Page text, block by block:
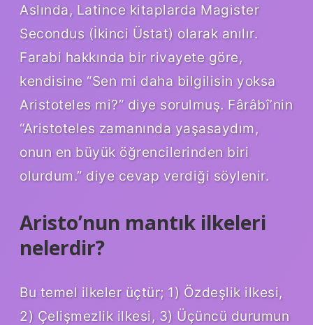
Aslında, Latince kitaplarda Magister
Secondus (İkinci Üstat) olarak anılır.
Farabi hakkında bir rivayete göre,
kendisine “Sen mi daha bilgilisin yoksa
Aristoteles mi?” diye sorulmuş. Fârâbî’nin
“Aristoteles zamanında yaşasaydım,
onun en büyük öğrencilerinden biri
olurdum.” diye cevap verdiği söylenir.
Aristo’nun mantık ilkeleri
nelerdir?
Bu temel ilkeler üçtür; 1) Özdeşlik ilkesi,
2) Çelişmezlik ilkesi, 3) Üçüncü durumun